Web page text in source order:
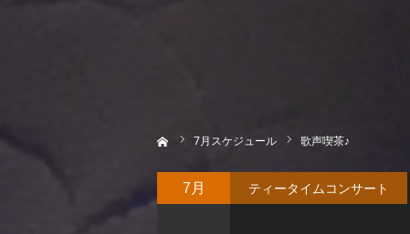
7月スケジュール 歌声喫茶♪
7月 ティータイムコンサート